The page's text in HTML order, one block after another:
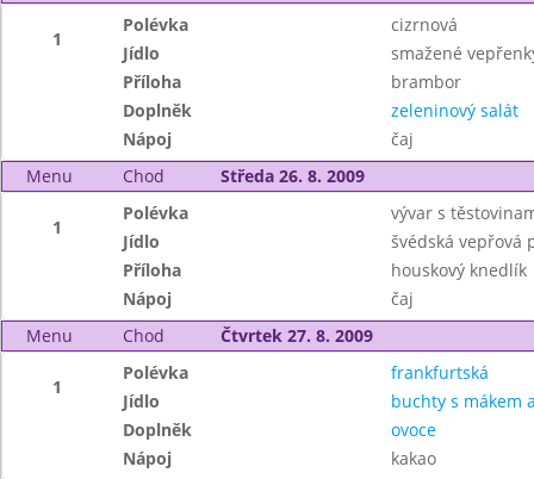
1
Polévka
cizrnová
Jídlo
smažené
Příloha
brambor
Doplněk
zeleninový salát
Nápoj
čaj
Menu
Chod Středa 26. 8. 2009
1
Polévka
vývar s
Jídlo
švédská vepřová
Příloha
houskový knedlík
Nápoj
čaj
Menu
Chod Čtvrtek 27. 8. 2009
1
Polévka
frankfurtská
Jídlo
buchty s mákem
Doplněk
ovoce
Nápoj
kakao